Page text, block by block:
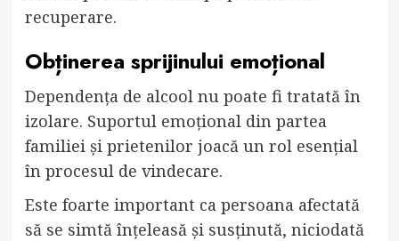
recuperare.
Obținerea sprijinului emoțional
Dependența de alcool nu poate fi tratată în
izolare. Suportul emoțional din partea
familiei și prietenilor joacă un rol esențial
în procesul de vindecare.
Este foarte important ca persoana afectată
să se simtă înțeleasă și susținută, niciodată